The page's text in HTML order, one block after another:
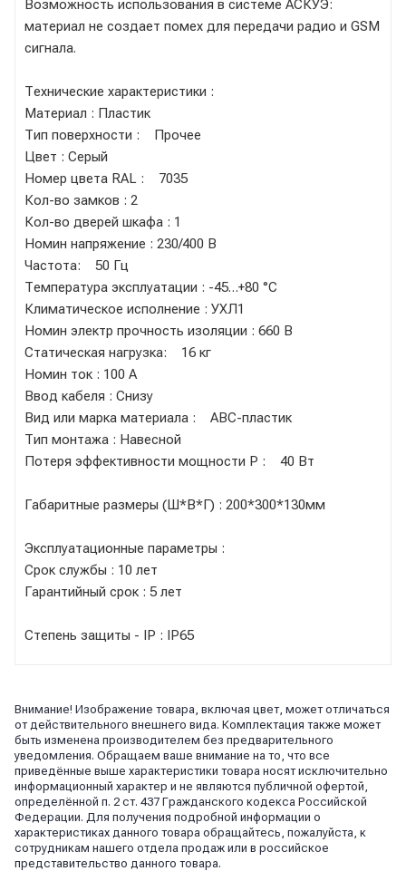
Возможность использования в системе АСКУЭ:
материал не создает помех для передачи радио и GSM
сигнала.
Технические характеристики :
Материал : Пластик
Тип поверхности : Прочее
Цвет : Серый
Номер цвета RAL : 7035
Кол-во замков : 2
Кол-во дверей шкафа : 1
Номин напряжение : 230/400 В
Частота: 50 Гц
Температура эксплуатации : -45…+80 °C
Климатическое исполнение : УХЛ1
Номин электр прочность изоляции : 660 В
Статическая нагрузка: 16 кг
Номин ток : 100 А
Ввод кабеля : Снизу
Вид или марка материала : АВС-пластик
Тип монтажа : Навесной
Потеря эффективности мощности Р : 40 Вт
Габаритные размеры (Ш*В*Г) : 200*300*130мм
Эксплуатационные параметры :
Срок службы : 10 лет
Гарантийный срок : 5 лет
Степень защиты - IP : IP65
Внимание! Изображение товара, включая цвет, может отличаться
от действительного внешнего вида. Комплектация также может
быть изменена производителем без предварительного
уведомления. Обращаем ваше внимание на то, что все
приведённые выше характеристики товара носят исключительно
информационный характер и не являются публичной офертой,
определённой п. 2 ст. 437 Гражданского кодекса Российской
Федерации. Для получения подробной информации о
характеристиках данного товара обращайтесь, пожалуйста, к
сотрудникам нашего отдела продаж или в российское
представительство данного товара.